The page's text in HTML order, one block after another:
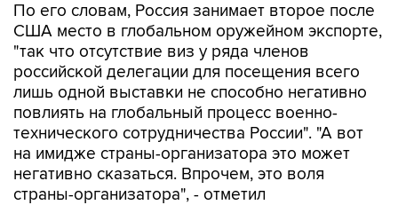
По его словам, Россия занимает второе после
США место в глобальном оружейном экспорте,
"так что отсутствие виз у ряда членов
российской делегации для посещения всего
лишь одной выставки не способно негативно
повлиять на глобальный процесс военно-
технического сотрудничества России". "А вот
на имидже страны-организатора это может
негативно сказаться. Впрочем, это воля
страны-организатора", - отметил